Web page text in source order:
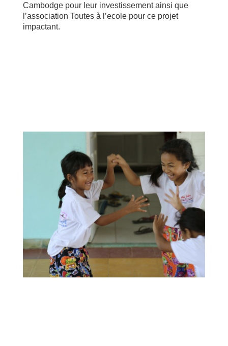
Cambodge pour leur investissement ainsi que
l’association Toutes à l’ecolepour ce projet
impactant.